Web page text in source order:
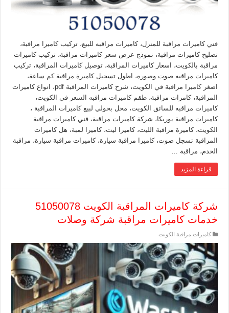
فني كاميرات مراقبة للمنزل، كاميرات مراقبه للبيع، تركيب كاميرا مراقبة،
تصليح كاميرات مراقبة، نموذج عرض سعر كاميرات مراقبة، تركيب كاميرات
مراقبة بالكويت، اسعار كاميرات المراقبة، توصيل كاميرات المراقبة، تركيب
كاميرات مراقبه صوت وصوره، اطول تسجيل كاميرة مراقبة كم ساعة،
اصغر كاميرا مراقبة في الكويت، شرح كاميرات المراقبة pdf، انواع كاميرات
المراقبة، كامرات مراقبة، طقم كاميرات مراقبه السعر في الكويت،
كاميرات مراقبه للسائق الكويت، محل بحولي لبيع كاميرات المراقبة ،
كاميرات مراقبة يوريكا، شركة كاميرات مراقبة، فني كاميرات مراقبة
الكويت، كاميرة مراقبة الليت، كاميرا ليت، كاميرا لمبة، هل كاميرات
المراقبة تسجل صوت، كاميرا مراقبة سيارة، كاميرات مراقبة سيارة، مراقبة
الخدم، مراقبة …
قراءة المزيد
شركة كاميرات المراقبة الكويت 51050078
خدمات كاميرات مراقبة شركة وصلات
كاميرات مراقبة الكويت